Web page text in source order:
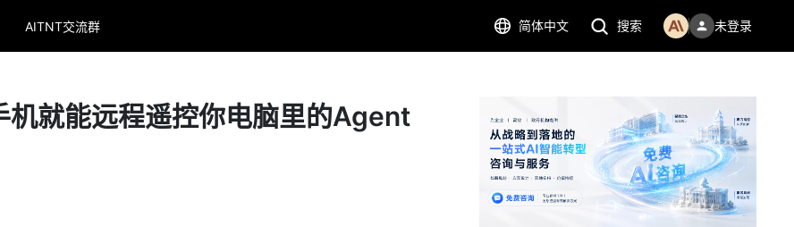
AITNT交流群 简体中文 搜索 未登录
机就能远程遥控你电脑里的Agent